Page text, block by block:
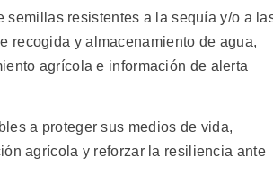
semillas resistentes a la sequía y/o a
recogida y almacenamiento de agua,
agrícola e información de alerta
a proteger sus medios de vida,
agrícola y reforzar la resiliencia ante